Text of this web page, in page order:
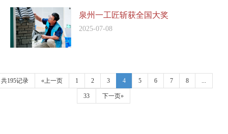
泉州一工匠斩获全国大奖
2025-07-08
共195记录 «上一页 1 2 3 4 5 6 7 8 ...
33 下一页»